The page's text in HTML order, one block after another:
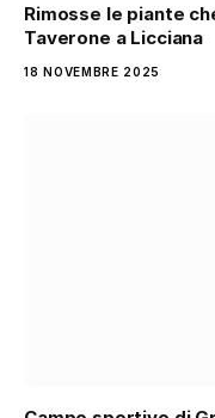
Rimosse le piante
Taverone a Licciana
18 NOVEMBRE 2025